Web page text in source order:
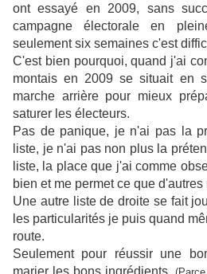
ont essayé en 2009, sans
campagne électorale en
seulement six semaines c'est
C'est bien pourquoi, quand j'ai
montais en 2009 se situait en
marche arrière pour mieux
saturer les électeurs.
Pas de panique, je n'ai pas la
liste, je n'ai pas non plus la
liste, la place que j'ai comme
bien et me permet ce que d'autres
Une autre liste de droite se fait
les particularités je puis quand
route.
Seulement pour réussir une